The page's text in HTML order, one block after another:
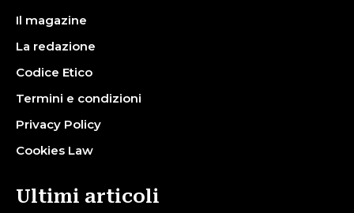
Il magazine
La redazione
Codice Etico
Termini e condizioni
Privacy Policy
Cookies Law
Ultimi articoli